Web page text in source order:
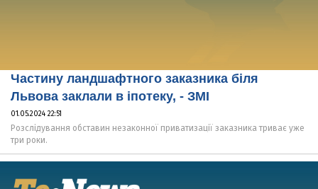
Частину ландшафтного заказника біля
Львова заклали в іпотеку, - ЗМІ
01.05.2024 22:51
Розслідування обставин незаконної приватизації заказника триває уже
три роки.